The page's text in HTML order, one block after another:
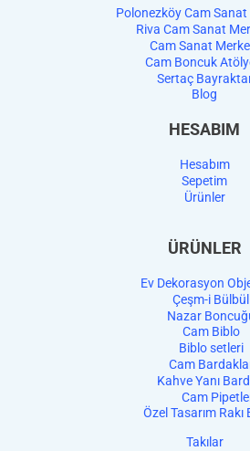
Polonezköy Cam Sanat
Riva Cam Sanat
Cam Sanat
Cam Boncuk
Sertaç
Blog
HESABIM
Hesabım
Sepetim
Ürünler
ÜRÜNLER
Ev Dekorasyon
Çeşm-i Bülbül
Nazar
Cam Biblo
Biblo setleri
Cam
Kahve Yanı
Cam
Özel Tasarım Rakı
Takılar